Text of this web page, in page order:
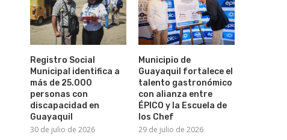
ÉPICO CAPACITA A 325
EMPRENDEDORES EN
29 de julio de 2026
BIBLIOTECA MUNICIPAL
SEGUNDO TALLER DE
Registro Social
Municipal identifica a
más de 25.000
personas con
discapacidad en
Guayaquil
30 de julio de 2026
Municipio de
Guayaquil fortalece el
talento gastronómico
con alianza entre
ÉPICO y la Escuela de
los Chef
29 de julio de 2026